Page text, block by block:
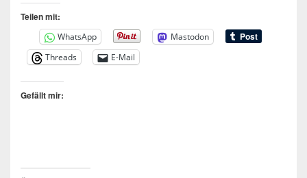
Teilen mit:
WhatsApp
Mastodon
Threads
E-Mail
Gefällt mir: